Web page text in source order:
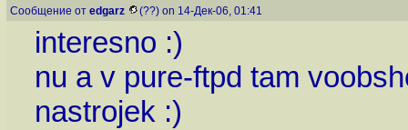
Сообщение от edgarz (??) on 14-Дек-06, 01:41
interesno :)
nu a v pure-ftpd tam
nastrojek :)